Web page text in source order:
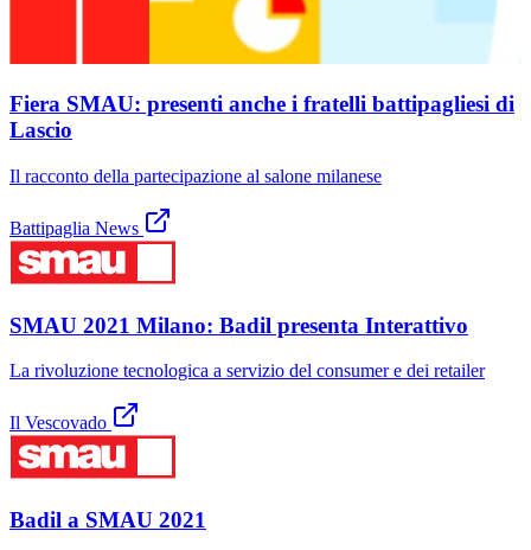
Fiera SMAU: presenti anche i fratelli battipagliesi di
Lascio
Il racconto della partecipazione al salone milanese
Battipaglia News
SMAU 2021 Milano: Badil presenta Interattivo
La rivoluzione tecnologica a servizio del consumer e dei retailer
Il Vescovado
Badil a SMAU 2021